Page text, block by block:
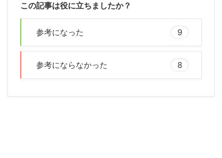
この記事は役に立ちましたか？
参考になった 9
参考にならなかった 8